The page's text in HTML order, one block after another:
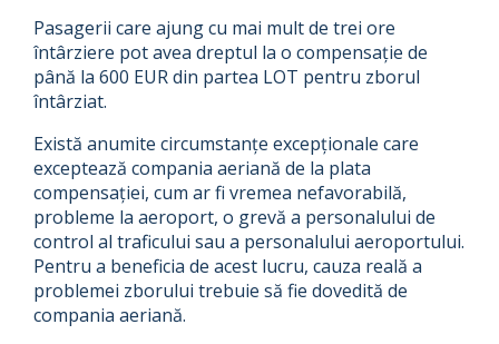
Pasagerii care ajung cu mai mult de trei ore
întârziere pot avea dreptul la o compensație de
până la 600 EUR din partea LOT pentru zborul
întârziat.
Există anumite circumstanțe excepționale care
exceptează compania aeriană de la plata
compensației, cum ar fi vremea nefavorabilă,
probleme la aeroport, o grevă a personalului de
control al traficului sau a personalului aeroportului.
Pentru a beneficia de acest lucru, cauza reală a
problemei zborului trebuie să fie dovedită de
compania aeriană.